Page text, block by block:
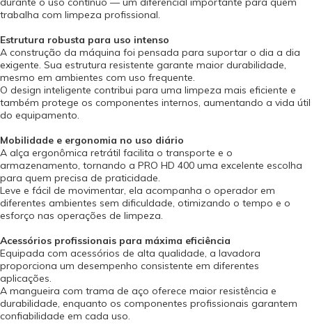
trabalha com limpeza profissional.
Estrutura robusta para uso intenso
A construção da máquina foi pensada para suportar o dia a dia
exigente. Sua estrutura resistente garante maior durabilidade,
mesmo em ambientes com uso frequente.
O design inteligente contribui para uma limpeza mais eficiente e
também protege os componentes internos, aumentando a vida útil
do equipamento.
Mobilidade e ergonomia no uso diário
A alça ergonômica retrátil facilita o transporte e o
armazenamento, tornando a PRO HD 400 uma excelente escolha
para quem precisa de praticidade.
Leve e fácil de movimentar, ela acompanha o operador em
diferentes ambientes sem dificuldade, otimizando o tempo e o
esforço nas operações de limpeza.
Acessórios profissionais para máxima eficiência
Equipada com acessórios de alta qualidade, a lavadora
proporciona um desempenho consistente em diferentes
aplicações.
A mangueira com trama de aço oferece maior resistência e
durabilidade, enquanto os componentes profissionais garantem
confiabilidade em cada uso.